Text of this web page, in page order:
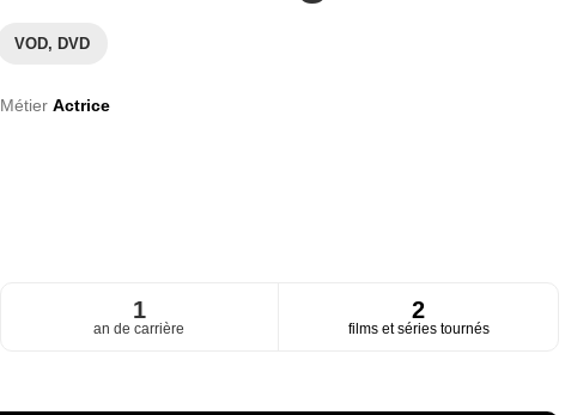
VOD, DVD
Métier Actrice
1
an de carrière
2
films et séries tournés